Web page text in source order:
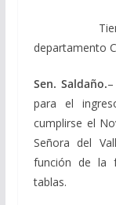
Tiene la
departamento
Sen. Saldaño.
para el
cumplirse el
Señora del
función de la
tablas.